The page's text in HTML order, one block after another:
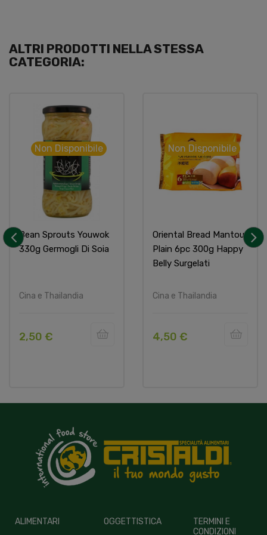
ALTRI PRODOTTI NELLA STESSA
CATEGORIA:
Bean Sprouts Youwok
330g Germogli Di Soia
Cina e Thailandia
Non Disponibile
2,50 €
Oriental Bread Mantou
Plain 6pc 300g Happy
Belly Surgelati
Cina e Thailandia
Non Disponibile
4,50 €
ALIMENTARI OGGETTISTICA
TERMINI E
CONDIZIONI